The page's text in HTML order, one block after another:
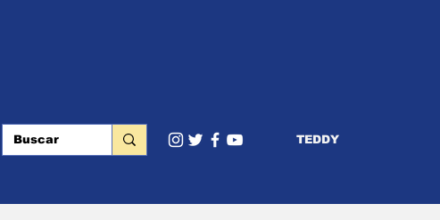
TEDDY